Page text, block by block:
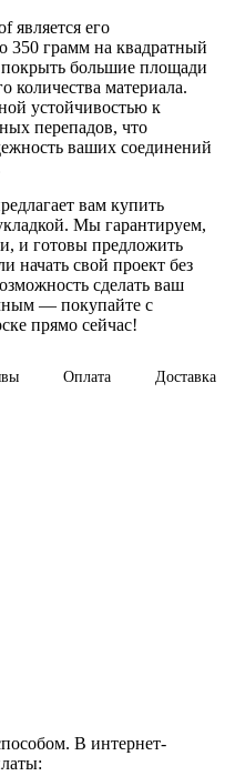
является его
350 грамм на квадратный
большие площади
количества материала.
устойчивостью к
перепадов, что
ваших соединений
вам купить
Мы гарантируем,
и готовы предложить
начать свой проект без
сделать ваш
— покупайте с
прямо сейчас!
Оплата Доставка
В интернет-